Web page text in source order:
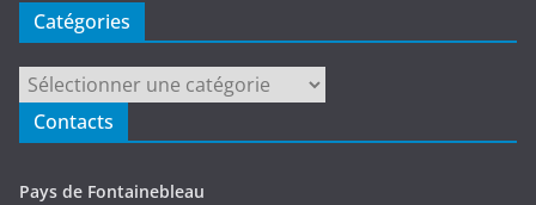
Catégories
Catégories
Contacts
Pays de Fontainebleau